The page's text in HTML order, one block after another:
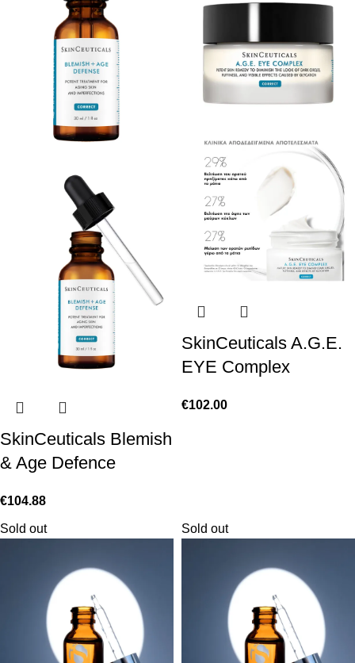
SkinCeuticals Blemish
& Age Defence
€104.88
SkinCeuticals A.G.E.
EYE Complex
€102.00
Sold out Sold out